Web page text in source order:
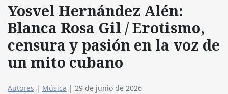
Yosvel Hernández Alén:
Blanca Rosa Gil / Erotismo,
censura y pasión en la voz de
un mito cubano
Autores | Música | 29 de junio de 2026